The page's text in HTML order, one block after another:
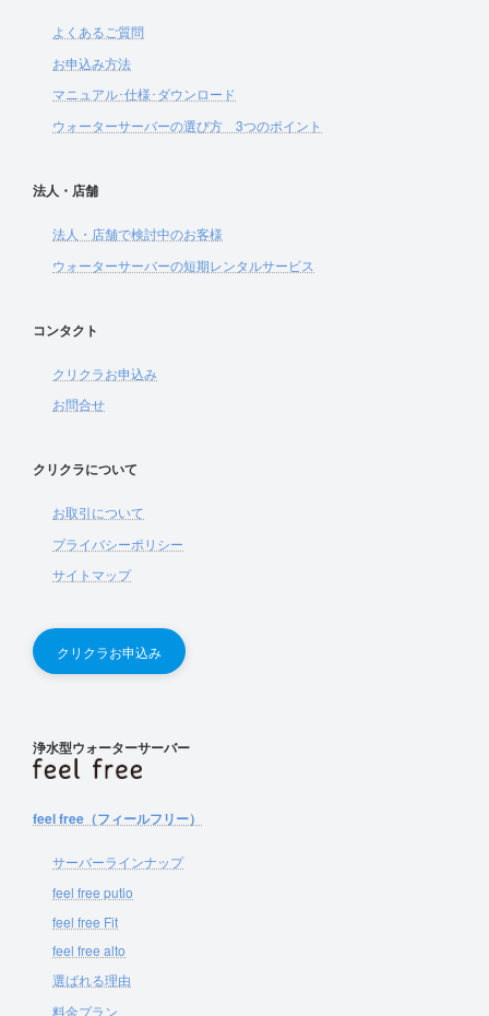
よくあるご質問
お申込み方法
マニュアル･仕様･ダウンロード
ウォーターサーバーの選び方 3つのポイント
法人・店舗
法人・店舗で検討中のお客様
ウォーターサーバーの短期レンタルサービス
コンタクト
クリクラお申込み
お問合せ
クリクラについて
お取引について
プライバシーポリシー
サイトマップ
クリクラお申込み
浄水型ウォーターサーバー
feel free（フィールフリー）
サーバーラインナップ
feel free putio
feel free Fit
feel free alto
選ばれる理由
料金プラン